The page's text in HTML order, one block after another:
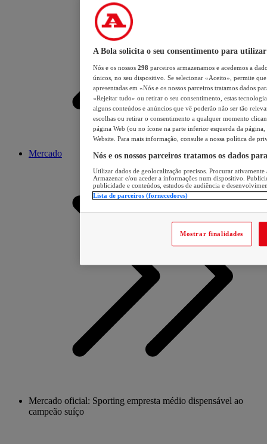
Mercado
Mercado oficial: Sporting empresta médio dispensável ao
campeão suíço
A Bola solicita o seu consentimento para utilizar
Nós e os nossos 298 parceiros armazenamos e acedemos a
únicos, no seu dispositivo. Se selecionar «Aceito», permite
apresentadas em «Nós e os nossos parceiros tratamos dados
«Rejeitar tudo» ou retirar o seu consentimento, estas
alguns conteúdos e anúncios que vê poderão não ser tão
escolhas ou retirar o consentimento a qualquer momento
página Web (ou no ícone na parte inferior esquerda da página,
Website. Para mais informação, consulte a nossa política de
Nós e os nossos parceiros tratamos os dados
Utilizar dados de geolocalização precisos. Procurar
Armazenar e/ou aceder a informações num dispositivo.
publicidade e conteúdos, estudos de audiência e
Lista de parceiros (fornecedores)
Mostrar finalidades